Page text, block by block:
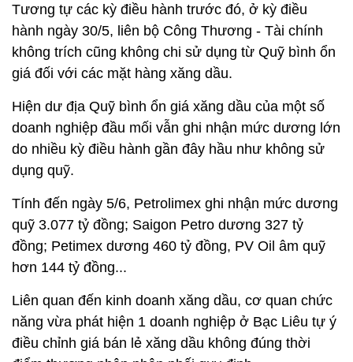
Tương tự các kỳ điều hành trước đó, ở kỳ điều
hành ngày 30/5, liên bộ Công Thương - Tài chính
không trích cũng không chi sử dụng từ Quỹ bình ổn
giá đối với các mặt hàng xăng dầu.
Hiện dư địa Quỹ bình ổn giá xăng dầu của một số
doanh nghiệp đầu mối vẫn ghi nhận mức dương lớn
do nhiều kỳ điều hành gần đây hầu như không sử
dụng quỹ.
Tính đến ngày 5/6, Petrolimex ghi nhận mức dương
quỹ 3.077 tỷ đồng; Saigon Petro dương 327 tỷ
đồng; Petimex dương 460 tỷ đồng, PV Oil âm quỹ
hơn 144 tỷ đồng...
Liên quan đến kinh doanh xăng dầu, cơ quan chức
năng vừa phát hiện 1 doanh nghiệp ở Bạc Liêu tự ý
điều chỉnh giá bán lẻ xăng dầu không đúng thời